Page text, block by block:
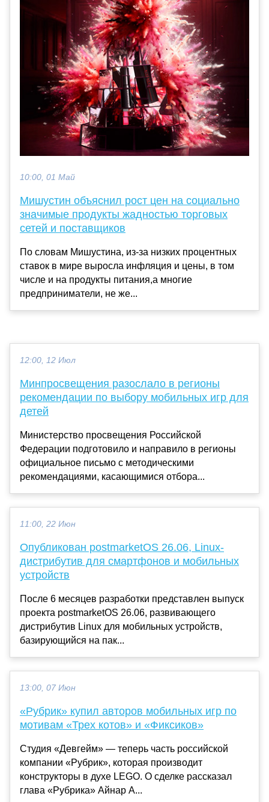
10:00, 01 Май
Мишустин объяснил рост цен на социально
значимые продукты жадностью торговых
сетей и поставщиков
По словам Мишустина, из-за низких процентных
ставок в мире выросла инфляция и цены, в том
числе и на продукты питания,а многие
предприниматели, не же...
12:00, 12 Июл
Минпросвещения разослало в регионы
рекомендации по выбору мобильных игр для
детей
Министерство просвещения Российской
Федерации подготовило и направило в регионы
официальное письмо с методическими
рекомендациями, касающимися отбора...
11:00, 22 Июн
Опубликован postmarketOS 26.06, Linux-
дистрибутив для смартфонов и мобильных
устройств
После 6 месяцев разработки представлен выпуск
проекта postmarketOS 26.06, развивающего
дистрибутив Linux для мобильных устройств,
базирующийся на пак...
13:00, 07 Июн
«Рубрик» купил авторов мобильных игр по
мотивам «Трех котов» и «Фиксиков»
Студия «Девгейм» — теперь часть российской
компании «Рубрик», которая производит
конструкторы в духе LEGO. О сделке рассказал
глава «Рубрика» Айнар А...